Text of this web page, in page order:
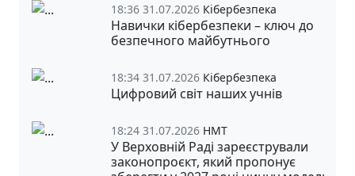
18:36 31.07.2026 Кібербезпека
Навички кібербезпеки – ключ до
безпечного майбутнього
18:34 31.07.2026 Кібербезпека
Цифровий світ наших учнів
18:24 31.07.2026 НМТ
У Верховній Раді зареєстрували
законопроєкт, який пропонує